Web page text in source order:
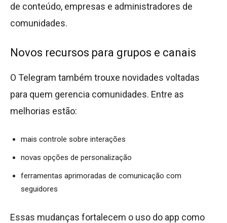
de conteúdo, empresas e administradores de
comunidades.
Novos recursos para grupos e canais
O Telegram também trouxe novidades voltadas
para quem gerencia comunidades. Entre as
melhorias estão:
mais controle sobre interações
novas opções de personalização
ferramentas aprimoradas de comunicação com
seguidores
Essas mudanças fortalecem o uso do app como